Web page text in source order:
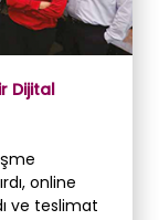
Dijital
online
ve teslimat